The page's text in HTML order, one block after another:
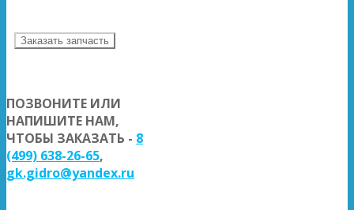
Заказать запчасть
ПОЗВОНИТЕ ИЛИ
НАПИШИТЕ НАМ,
ЧТОБЫ ЗАКАЗАТЬ - 8
(499) 638-26-65,
gk.gidro@yandex.ru